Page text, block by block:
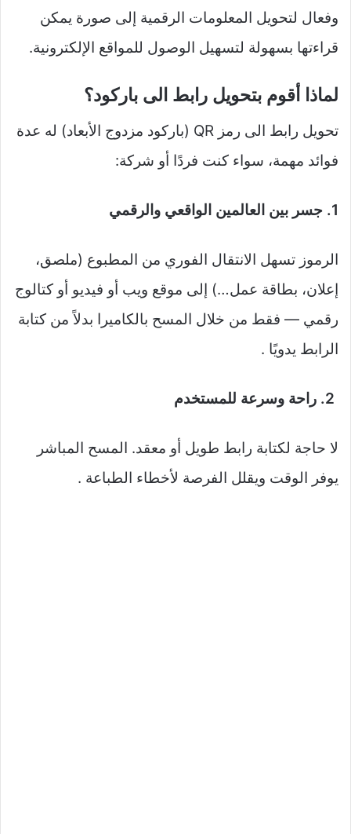
وفعال لتحويل المعلومات الرقمية إلى صورة يمكن
قراءتها بسهولة لتسهيل الوصول للمواقع الإلكترونية.
لماذا أقوم بتحويل رابط الى باركود؟
تحويل رابط الى رمز QR (باركود مزدوج الأبعاد) له عدة
فوائد مهمة، سواء كنت فردًا أو شركة:
1. جسر بين العالمين الواقعي والرقمي
الرموز تسهل الانتقال الفوري من المطبوع (ملصق،
إعلان، بطاقة عمل…) إلى موقع ويب أو فيديو أو كتالوج
رقمي — فقط من خلال المسح بالكاميرا بدلاً من كتابة
الرابط يدويًا .
لا حاجة لكتابة رابط طويل أو معقد. المسح المباشر
يوفر الوقت ويقلل الفرصة لأخطاء الطباعة .